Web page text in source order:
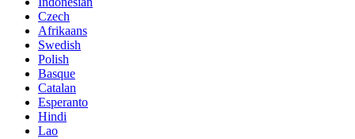
Czech
Afrikaans
Swedish
Polish
Basque
Catalan
Esperanto
Hindi
Lao